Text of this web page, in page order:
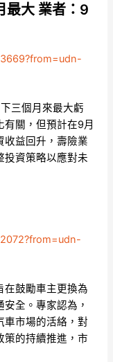
最大 業者：9
三個月來最大虧
關，但預計在9月
收益回升，壽險業
投資策略以應對未
在鼓勵車主更換為
全。專家認為，
車市場的活絡，對
策的持續推進，市